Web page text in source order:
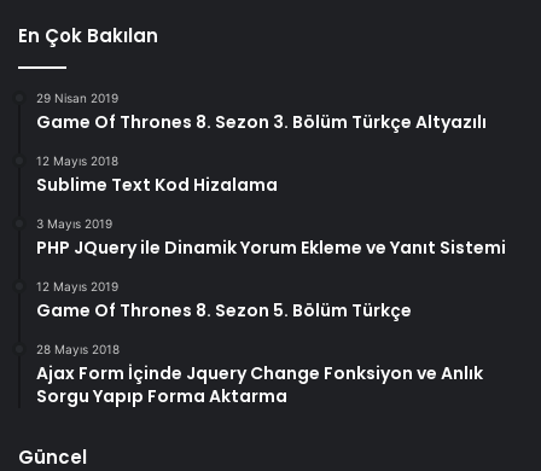
En Çok Bakılan
29 Nisan 2019
Game Of Thrones 8. Sezon 3. Bölüm Türkçe Altyazılı
12 Mayıs 2018
Sublime Text Kod Hizalama
3 Mayıs 2019
PHP JQuery ile Dinamik Yorum Ekleme ve Yanıt Sistemi
12 Mayıs 2019
Game Of Thrones 8. Sezon 5. Bölüm Türkçe
28 Mayıs 2018
Ajax Form İçinde Jquery Change Fonksiyon ve Anlık
Sorgu Yapıp Forma Aktarma
Güncel